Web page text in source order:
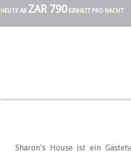
HEUTE AB ZAR 790 EINHEIT PRO NACHT
Sharon's House ist ein